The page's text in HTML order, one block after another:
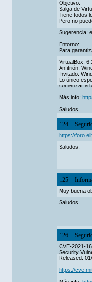
Objetivo:
Salga de
Tiene todos
Pero no
Sugerencia:
Entorno:
Para
VirtualBox:
Anfitrión:
Invitado:
Lo único
comenzar a
Más info:
Saludos.
124
https://
Saludos.
125
Muy buena
Saludos.
126
CVE-2021-
Security
Released:
https://